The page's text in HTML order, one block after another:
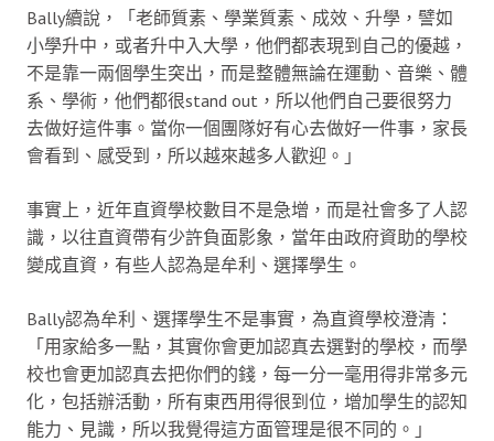
Bally續說，「老師質素、學業質素、成效、升學，譬如
小學升中，或者升中入大學，他們都表現到自己的優越，
不是靠一兩個學生突出，而是整體無論在運動、音樂、體
系、學術，他們都很stand out，所以他們自己要很努力
去做好這件事。當你一個團隊好有心去做好一件事，家長
會看到、感受到，所以越來越多人歡迎。」
事實上，近年直資學校數目不是急增，而是社會多了人認
識，以往直資帶有少許負面影象，當年由政府資助的學校
變成直資，有些人認為是牟利、選擇學生。
Bally認為牟利、選擇學生不是事實，為直資學校澄清：
「用家給多一點，其實你會更加認真去選對的學校，而學
校也會更加認真去把你們的錢，每一分一毫用得非常多元
化，包括辦活動，所有東西用得很到位，增加學生的認知
能力、見識，所以我覺得這方面管理是很不同的。」